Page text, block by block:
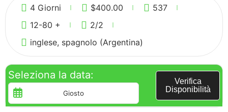
Escursioni a terra
Honduras
4 Giorni $400.00
537
12-80 +
2/2
inglese, spagnolo (Argentina)
Seleziona la data:
Verifica
Disponibilità